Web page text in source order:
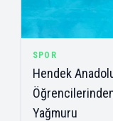
SPOR
Hendek
Yağmuru